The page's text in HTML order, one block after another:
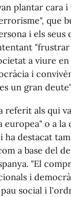
plantar cara
que
i els seus
a viure en
i
un gran
referit als qui
europea" o a
ha destacat
a base del
"El
i
social i